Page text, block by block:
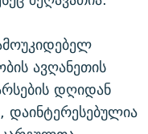
ავღანეთის
დღიდან